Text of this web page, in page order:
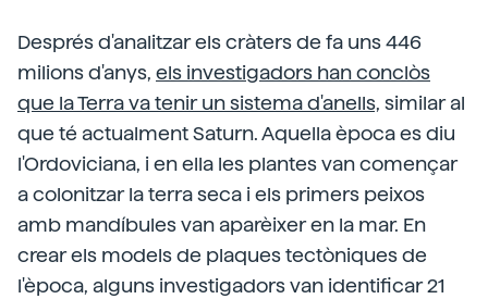
Després d'analitzar els cràters de fa uns 446
milions d'anys, els investigadors han conclòs
que la Terra va tenir un sistema d'anells, similar al
que té actualment Saturn. Aquella època es diu
l'Ordoviciana, i en ella les plantes van començar
a colonitzar la terra seca i els primers peixos
amb mandíbules van aparèixer en la mar. En
crear els models de plaques tectòniques de
l'època, alguns investigadors van identificar 21